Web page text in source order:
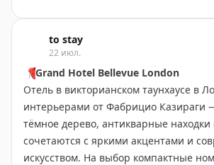
to stay
22 июл.
📍Grand Hotel Bellevue London
Отель в викторианском таунхаусе в
интерьерами от Фабрицио Казираги
тёмное дерево, антикварные находки
сочетаются с яркими акцентами и
искусством. На выбор компактные